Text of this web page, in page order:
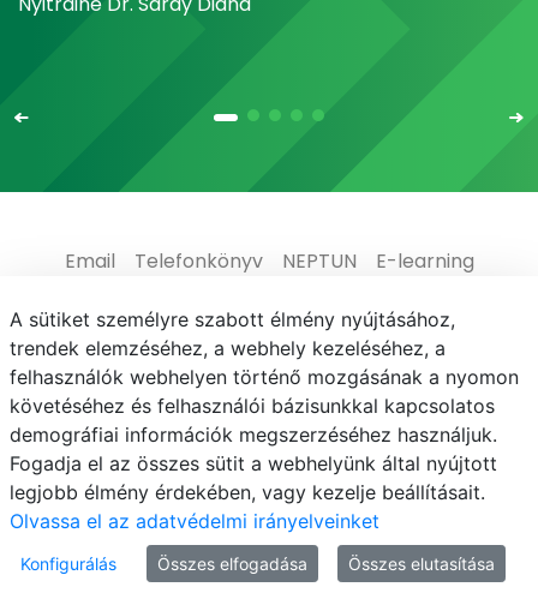
Email Telefonkönyv NEPTUN
E-learning
Médiaközpont
Informatikai Igazgatóság
Adatvédelem
© MATE 2021
A sütiket személyre szabott élmény nyújtásához,
trendek elemzéséhez, a webhely kezeléséhez, a
felhasználók webhelyen történő mozgásának a nyomon
követéséhez és felhasználói bázisunkkal kapcsolatos
demográfiai információk megszerzéséhez használjuk.
Fogadja el az összes sütit a webhelyünk által nyújtott
legjobb élmény érdekében, vagy kezelje beállításait.
Olvassa el az adatvédelmi irányelveinket
Konfigurálás Összes elfogadása Összes elutasítása